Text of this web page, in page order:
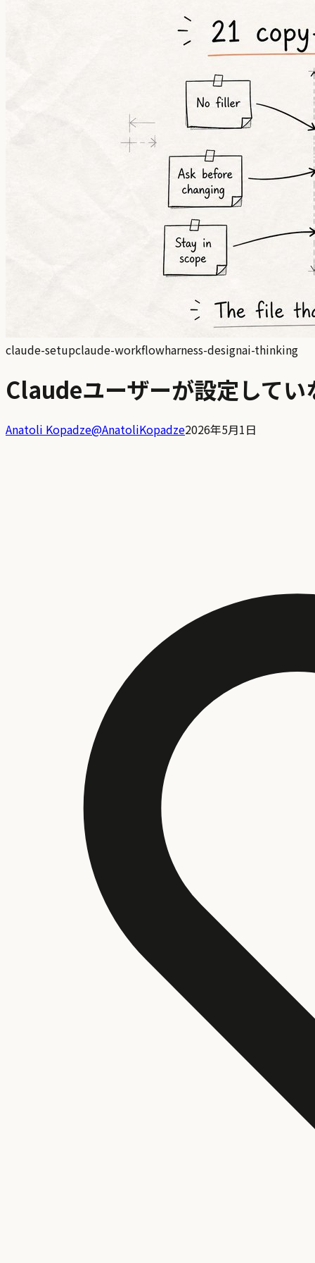
claude-setupclaude-workflowharness-designai-thinking
Claudeユーザーが設定して
Anatoli Kopadze@AnatoliKopadze2026年5月1日